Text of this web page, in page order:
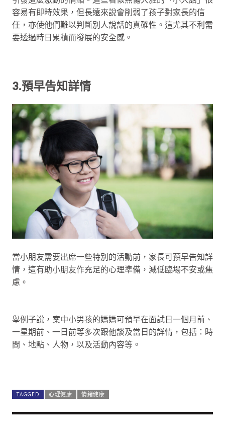
容易有即時效果，但長遠來說會削弱了孩子對家長的信
任，亦使他們難以判斷別人說話的真確性。這尤其不利需
要透過時日累積而發展的安全感。
3.預早告知詳情
當小朋友需要出席一些特別的活動前，家長可預早告知詳
情，這有助小朋友作充足的心理準備，減低臨場不安或焦
慮。
舉例子說，案中小男孩的媽媽可預早在面試日一個月前、
一星期前、一日前等多次跟他談及當日的詳情，包括：時
間、地點、人物，以及活動內容等。
TAGGED 心理健康 情緒健康